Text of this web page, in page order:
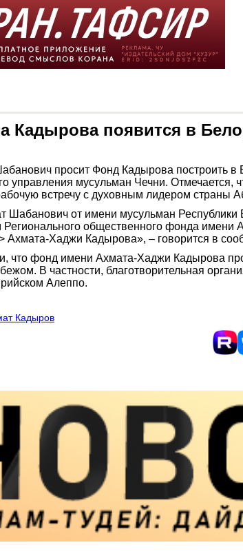
Кадырова появится в
просит Фонд Кадырова построить
управления мусульман Чечни. Отмечается,
встречу с духовным лидером страны
Шабанович от имени мусульман
общественного фонда имени
Ахмата-Хаджи Кадырова», – говорится в
что фонд имени Ахмата-Хаджи Кадырова
В частности, благотворительная
Алеппо.
Кадыров